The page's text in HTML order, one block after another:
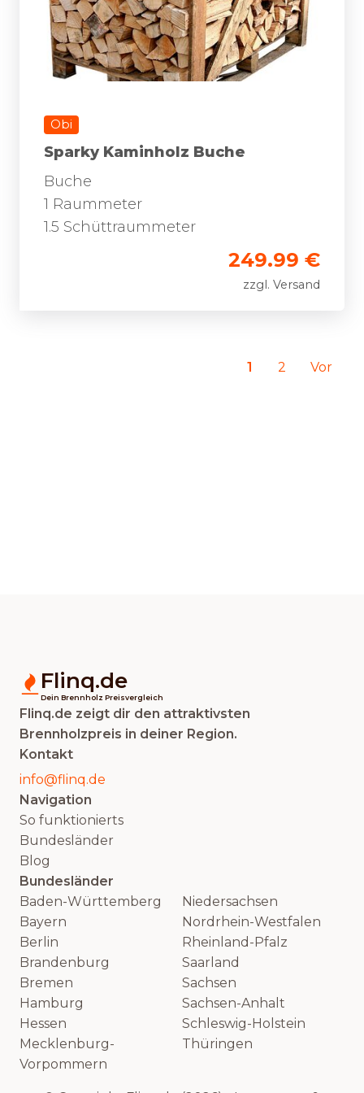
Obi
Sparky Kaminholz Buche
Buche
1 Raummeter
1.5 Schüttraummeter
249.99 €
zzgl. Versand
1 2 Vor
Flinq.de
Dein Brennholz Preisvergleich
Flinq.de zeigt dir den attraktivsten
Brennholzpreis in deiner Region.
Kontakt
info@flinq.de
Navigation
So funktionierts
Bundesländer
Blog
Bundesländer
Baden-Württemberg
Bayern
Berlin
Brandenburg
Bremen
Hamburg
Hessen
Mecklenburg-
Vorpommern
Niedersachsen
Nordrhein-Westfalen
Rheinland-Pfalz
Saarland
Sachsen
Sachsen-Anhalt
Schleswig-Holstein
Thüringen